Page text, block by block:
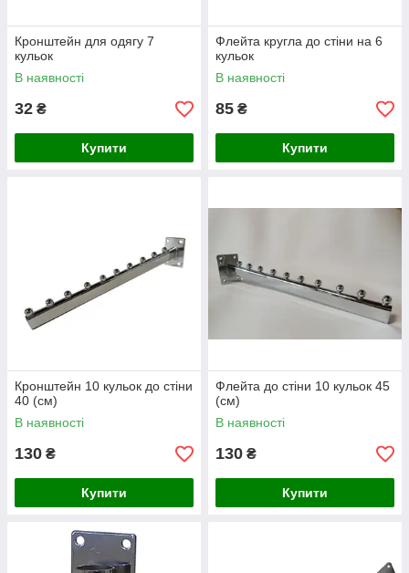
Кронштейн для одягу 7
кульок
В наявності
32 ₴
Купити
Флейта кругла до стіни на 6
кульок
В наявності
85 ₴
Купити
Кронштейн 10 кульок до стіни
40 (см)
В наявності
130 ₴
Купити
Флейта до стіни 10 кульок 45
(см)
В наявності
130 ₴
Купити